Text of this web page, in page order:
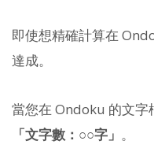
即使想精確計算在
達成。
當您在 Ondoku 的文字
「文字數：○○字」 。